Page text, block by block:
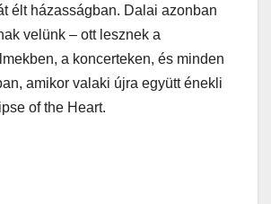
élt házasságban. Dalai azonban
velünk – ott lesznek a
a koncerteken, és minden
amikor valaki újra együtt énekli
of the Heart.